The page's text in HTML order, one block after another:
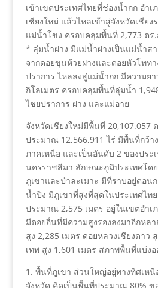
เข้าเขตประเทศไทยที่ช่องน้ำกก อำเ
เชียงใหม่ แล้วไหลเข้าสู่จังหวัดเชียง
แม่น้ำโขง ครอบคลุมพื้นที่ 2,773 ตร
* ลุ่มน้ำฝาง มีแม่น้ำฝางเป็นแม่น้ำส
จากดอยขุนห้วยฝางและดอยหัวโทท
ปราการ ไหลลงสู่แม่น้ำกก มีความย
กิโลเมตร ครอบคลุมพื้นที่ลุ่มน้ำ
ไชยปราการ ฝาง และแม่อาย
จังหวัดเชียงใหม่มีพื้นที่ 20,107.057
ประมาณ 12,566,911 ไร่ มีพื้นที่กว้
ภาคเหนือ และเป็นอันดับ 2 ของประ
นครราชสีมา ลักษณะภูมิประเทศโด
ภูเขาและป่าละเมาะ มีที่ราบอยู่ตอน
น้ำปิง มีภูเขาที่สูงที่สุดในประเทศไท
ประมาณ 2,575 เมตร อยู่ในเขตอำเ
มีดอยอื่นที่มีความสูงรองลงมาอีกหล
สูง 2,285 เมตร ดอยหลวงเชียงดาว
เทพ สูง 1,601 เมตร สภาพพื้นที่แบ่ง
1. พื้นที่ภูเขา ส่วนใหญ่อยู่ทางทิศเห
จังหวัด คิดเป็นพื้นที่ประมาณ 80%